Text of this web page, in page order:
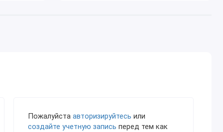
Пожалуйста авторизируйтесь или
создайте учетную запись перед тем как